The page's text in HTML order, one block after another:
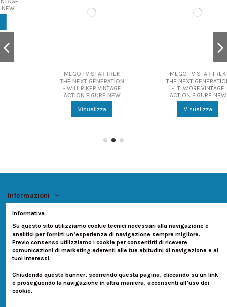
MEGO TV STAR TREK
THE NEXT GENERATION
- WILL RIKER VINTAGE
ACTION FIGURE NEW
MEGO TV STAR TREK
THE NEXT GENERATION
- LT. WORF VINTAGE
ACTION FIGURE NEW
Informazioni
Contatti
Newsletter
Informativa
Su questo sito utilizziamo cookie tecnici necessari alla navigazione e
analitici per fornirti un’esperienza di navigazione sempre migliore.
Previo consenso utilizziamo i cookie per consentirti di ricevere
comunicazioni di marketing aderenti alle tue abitudini di navigazione e ai
tuoi interessi.
Chiudendo questo banner, scorrendo questa pagina, cliccando su un link
o proseguendo la navigazione in altra maniera, acconsenti all’uso dei
cookie.